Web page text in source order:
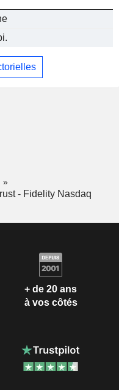
- Fidelity Nasdaq
+ de 20 ans
à vos côtés